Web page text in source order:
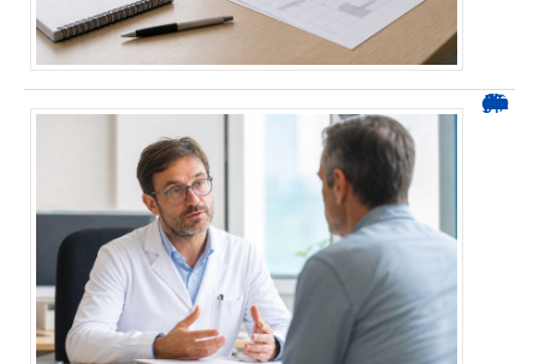
Durée d’arrêt après un stent : des repères, pas une règle fixe